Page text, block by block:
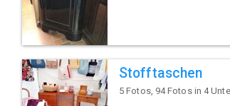
Stofftaschen
5 Fotos, 94 Fotos in 4